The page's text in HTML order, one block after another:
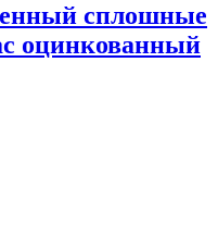
сплошные
оцинкованный